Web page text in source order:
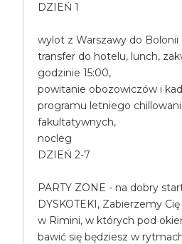
DZIEŃ 1
wylot z Warszawy do Bolonii
transfer do hotelu, lunch,
godzinie 15:00,
powitanie obozowiczów i
programu letniego
fakultatywnych,
nocleg
DZIEŃ 2-7
PARTY ZONE - na dobry
DYSKOTEKI, Zabierzemy
w Rimini, w których pod
bawić się będziesz w